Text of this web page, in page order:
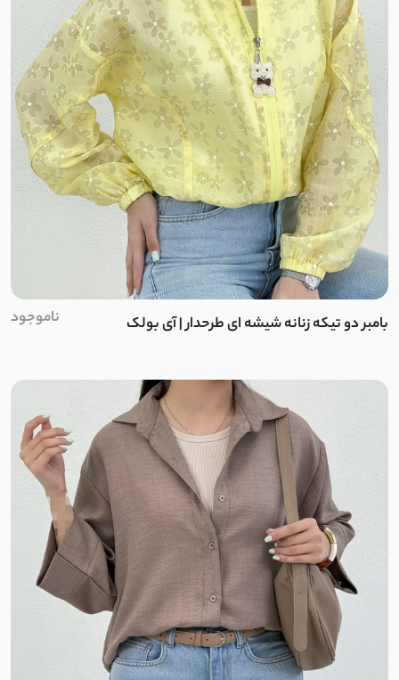
سیلک لایوسل
پری شیشه ای
سیلک
ینزی
صوفیا
پری
کرپ جی تو
کرپ سان
کادنزا
پنبه نخ
ملانژ
استرج
سیلک پری
بامبر دو تیکه زنانه شیشه ای طرحدار | آی بولک ناموجود